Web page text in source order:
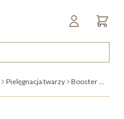
Pielęgnacja twarzy Booster Gold